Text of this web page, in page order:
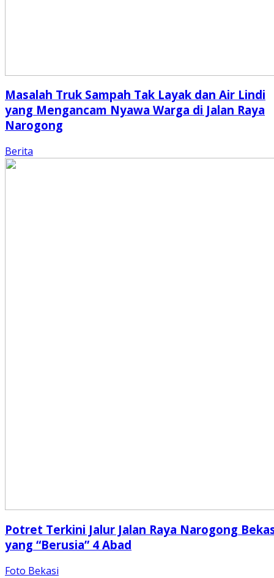
Masalah Truk Sampah Tak Layak dan Air Lindi
yang Mengancam Nyawa Warga di Jalan Raya
Narogong
Berita
Potret Terkini Jalur Jalan Raya Narogong
yang “Berusia” 4 Abad
Foto Bekasi